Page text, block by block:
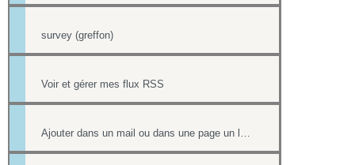
survey (greffon)
Voir et gérer mes flux RSS
Ajouter dans un mail ou dans une page un lien vers un document stocké dans l'onglet Document